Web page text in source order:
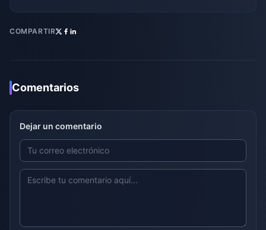
COMPARTIR
Comentarios
Dejar un comentario